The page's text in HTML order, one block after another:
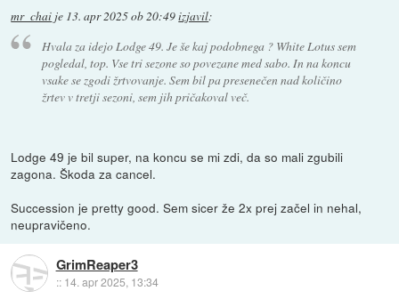
mr_chai je 13. apr 2025 ob 20:49izjavil:
Hvala za idejo Lodge 49. Je še kaj podobnega ? White Lotus sem
pogledal, top. Vse tri sezone so povezane med sabo. In na koncu
vsake se zgodi žrtvovanje. Sem bil pa presenečen nad količino
žrtev v tretji sezoni, sem jih pričakoval več.
Lodge 49 je bil super, na koncu se mi zdi, da so mali zgubili
zagona. Škoda za cancel.
Succession je pretty good. Sem sicer že 2x prej začel in nehal,
neupravičeno.
GrimReaper3
:: 14. apr 2025, 13:34